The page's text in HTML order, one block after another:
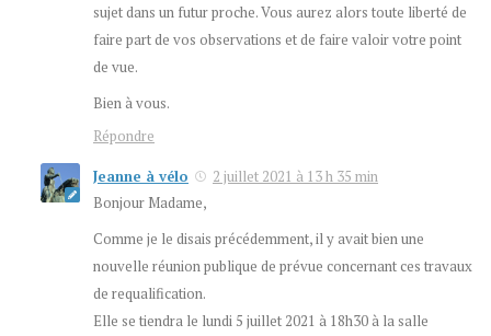
sujet dans un futur proche. Vous aurez alors toute liberté de
faire part de vos observations et de faire valoir votre point
de vue.
Bien à vous.
Répondre
Jeanne à vélo
2 juillet 2021 à 13 h 35 min
Bonjour Madame,
Comme je le disais précédemment, il y avait bien une
nouvelle réunion publique de prévue concernant ces travaux
de requalification.
Elle se tiendra le lundi 5 juillet 2021 à 18h30 à la salle